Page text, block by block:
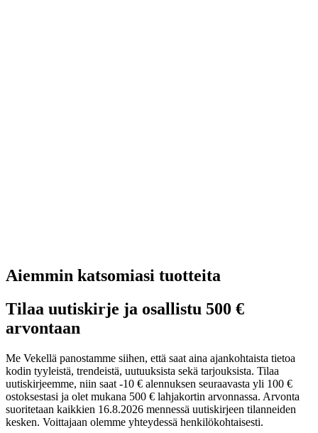
Aiemmin katsomiasi tuotteita
Tilaa uutiskirje ja osallistu 500 €
arvontaan
Me Vekellä panostamme siihen, että saat aina ajankohtaista tietoa
kodin tyyleistä, trendeistä, uutuuksista sekä tarjouksista. Tilaa
uutiskirjeemme, niin saat -10 € alennuksen seuraavasta yli 100 €
ostoksestasi ja olet mukana 500 € lahjakortin arvonnassa. Arvonta
suoritetaan kaikkien 16.8.2026 mennessä uutiskirjeen tilanneiden
kesken. Voittajaan olemme yhteydessä henkilökohtaisesti.